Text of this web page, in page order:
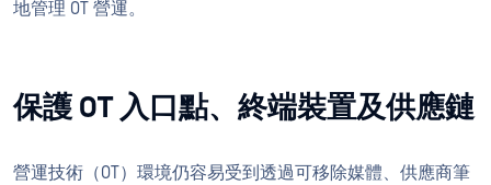
地管理 OT 營運。
保護 OT 入口點、終端裝置及供應鏈
營運技術（OT）環境仍容易受到透過可移除媒體、供應商筆